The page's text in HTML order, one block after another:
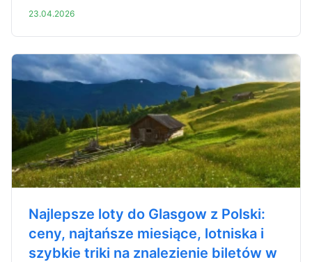
23.04.2026
Najlepsze loty do Glasgow z Polski:
ceny, najtańsze miesiące, lotniska i
szybkie triki na znalezienie biletów w